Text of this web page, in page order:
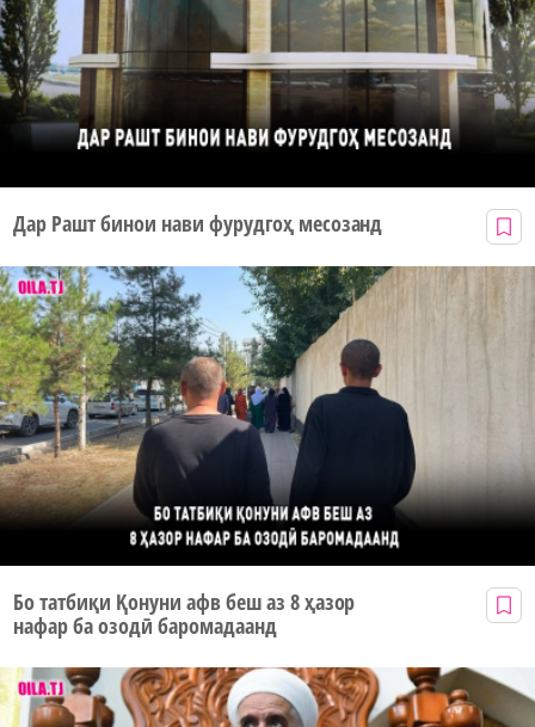
Дар Рашт бинои нави фурудгоҳ месозанд
Бо татбиқи Қонуни афв беш аз 8 ҳазор
нафар ба озодӣ баромадаанд